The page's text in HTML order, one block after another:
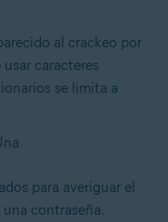
al crackeo por
caracteres
se limita a
para averiguar el
contraseña.